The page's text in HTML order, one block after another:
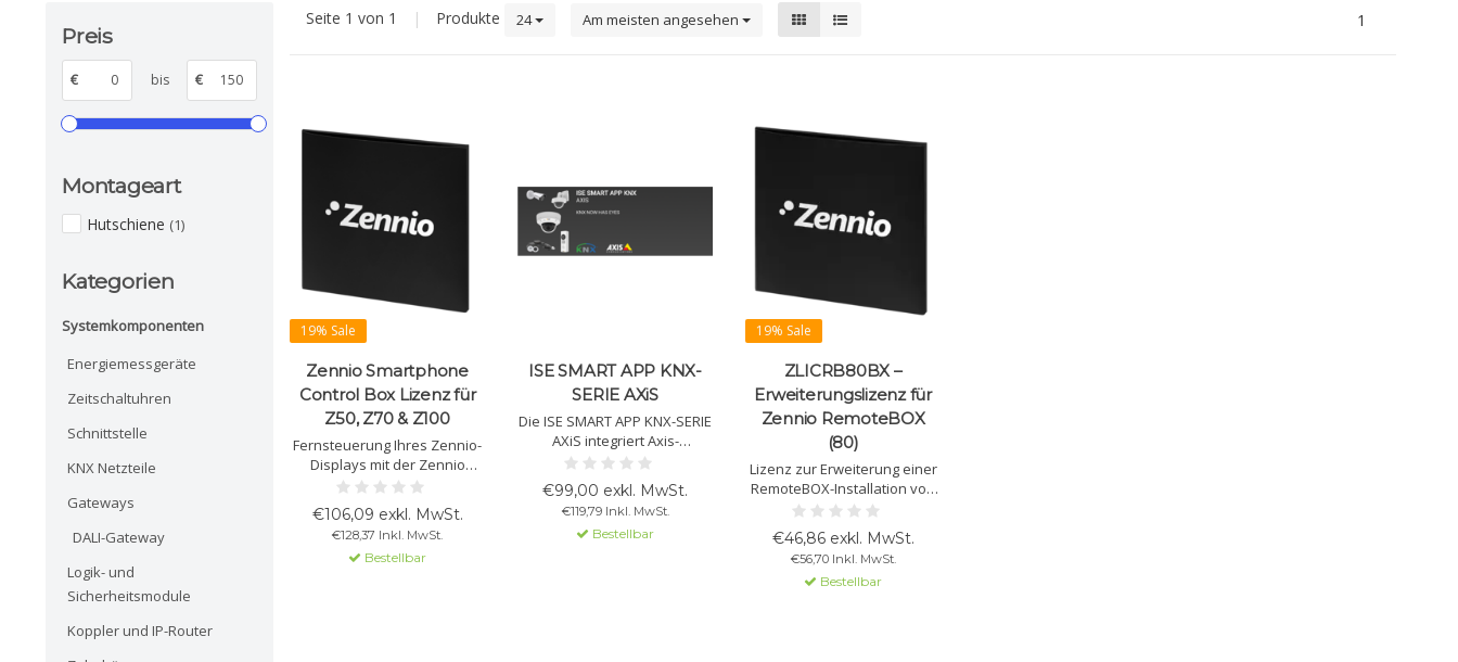
Preis
€ bis €
Montageart
Hutschiene (1)
Kategorien
Systemkomponenten
Energiemessgeräte
Zeitschaltuhren
Schnittstelle
KNX Netzteile
Gateways
DALI-Gateway
Logik- und
Sicherheitsmodule
Koppler und IP-Router
Seite 1 von 1 | Produkte 24 Am meisten angesehen 1
19% Sale
Zennio Smartphone
Control Box Lizenz für
Z50, Z70 & Z100
Fernsteuerung Ihres Zennio-
Displays mit der Zennio
Remote App. Erhalten Sie
Notfallmeldungen wie
Wasserschäden oder Brände
direkt auf Ihr Smartphone.
€106,09 exkl. MwSt.
€128,37 Inkl. MwSt.
Bestellbar
ISE SMART APP KNX-
SERIE AXiS
Die ISE SMART APP KNX-SERIE
AXiS integriert Axis-
Netzwerkgeräte in die KNX-
Gebäudeautomation ohne
zusätzliche Hardware.
Unterstützt
Netzwerkkameras,
€99,00 exkl. MwSt.
€119,79 Inkl. MwSt.
Bestellbar
19% Sale
ZLICRB80BX –
Erweiterungslizenz für
Zennio RemoteBOX
(80)
Lizenz zur Erweiterung einer
RemoteBOX-Installation von
100 auf 180 Steuerbefehle.
Aktivierung erfolgt mit
Lizenzcode und
Seriennummer über License
Manager.
€46,86 exkl. MwSt.
€56,70 Inkl. MwSt.
Bestellbar